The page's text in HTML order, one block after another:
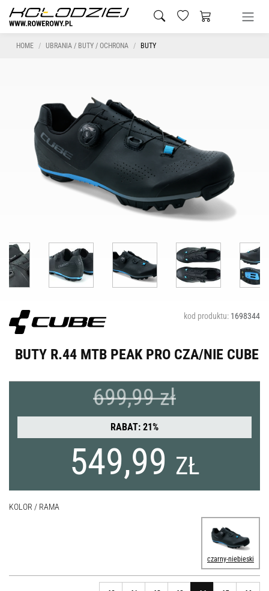
HOME UBRANIA / BUTY / OCHRONA BUTY
kod produktu: 1698344
BUTY R.44 MTB PEAK PRO CZA/NIE CUBE
699,99 zł
RABAT: 21%
549,99 ZŁ
KOLOR / RAMA
czarny-niebieski